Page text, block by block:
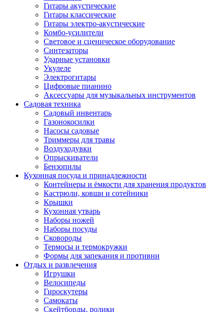
Гитары акустические
Гитары классические
Гитары электро-акустические
Комбо-усилители
Световое и сценическое оборудование
Синтезаторы
Ударные установки
Укулеле
Электрогитары
Цифровые пианино
Аксессуары для музыкальных инструментов
Садовая техника
Садовый инвентарь
Газонокосилки
Насосы садовые
Триммеры для травы
Воздуходувки
Опрыскиватели
Бензопилы
Кухонная посуда и принадлежности
Контейнеры и ёмкости для хранения продуктов
Кастрюли, ковши и сотейники
Крышки
Кухонная утварь
Наборы ножей
Наборы посуды
Сковороды
Термосы и термокружки
Формы для запекания и противни
Отдых и развлечения
Игрушки
Велосипеды
Гироскутеры
Самокаты
Скейтборды, ролики